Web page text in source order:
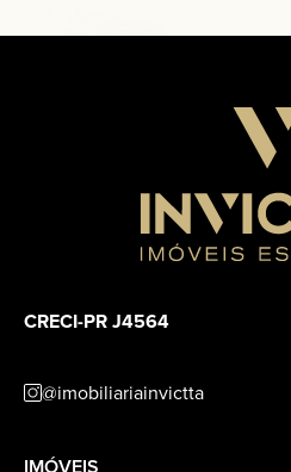
CRECI-PR J4564
@imobiliariainvictta